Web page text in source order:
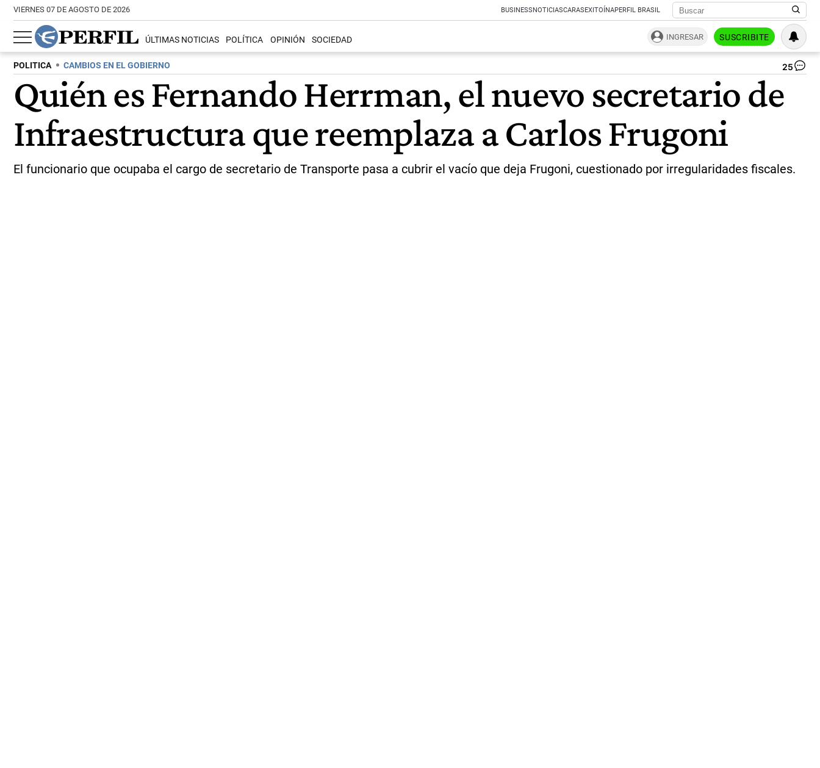
VIERNES 07 DE AGOSTO DE 2026 BUSINESSNOTICIASCARASEXITOÍNAPERFIL BRASIL
ÚLTIMAS NOTICIAS POLÍTICA OPINIÓN SOCIEDAD INGRESAR SUSCRIBITE
POLITICA CAMBIOS EN EL GOBIERNO 25
Quién es Fernando Herrman, el nuevo secretario de
Infraestructura que reemplaza a Carlos Frugoni
El funcionario que ocupaba el cargo de secretario de Transporte pasa a cubrir el vacío que deja Frugoni, cuestionado por irregularidades fiscales.